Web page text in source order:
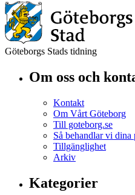
Göteborgs Stads tidning
Om oss och
Kontakt
Om Vårt Göteborg
Till goteborg.se
Så behandlar vi dina
Tillgänglighet
Arkiv
Kategorier